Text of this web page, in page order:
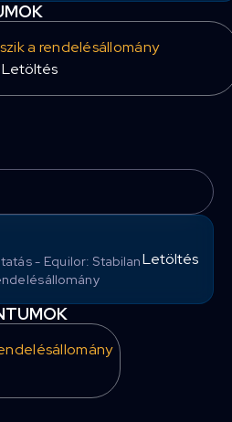
a rendelésállomány
Letöltés
- Equilor: StabilanLetöltés